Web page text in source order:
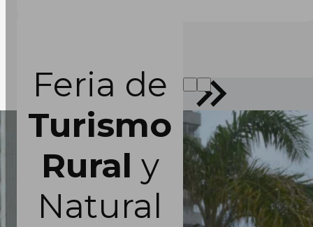
Feria de
Turismo
Rural y
Natural